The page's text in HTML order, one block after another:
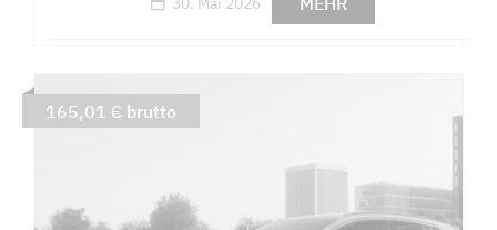
165,01 € brutto